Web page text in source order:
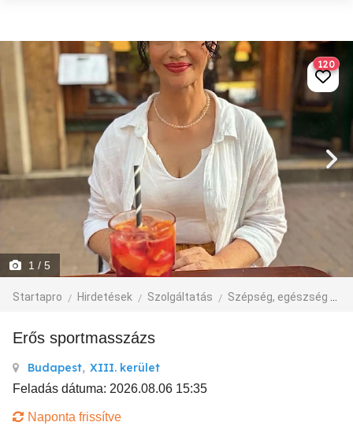
1 / 5
Startapro Hirdetések Szolgáltatás Szépség, egészség
120
Erős sportmasszázs
Budapest, XIII. kerület
Feladás dátuma: 2026.08.06 15:35
Naponta frissítve